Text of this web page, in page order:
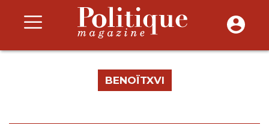
BENOÏTXVI